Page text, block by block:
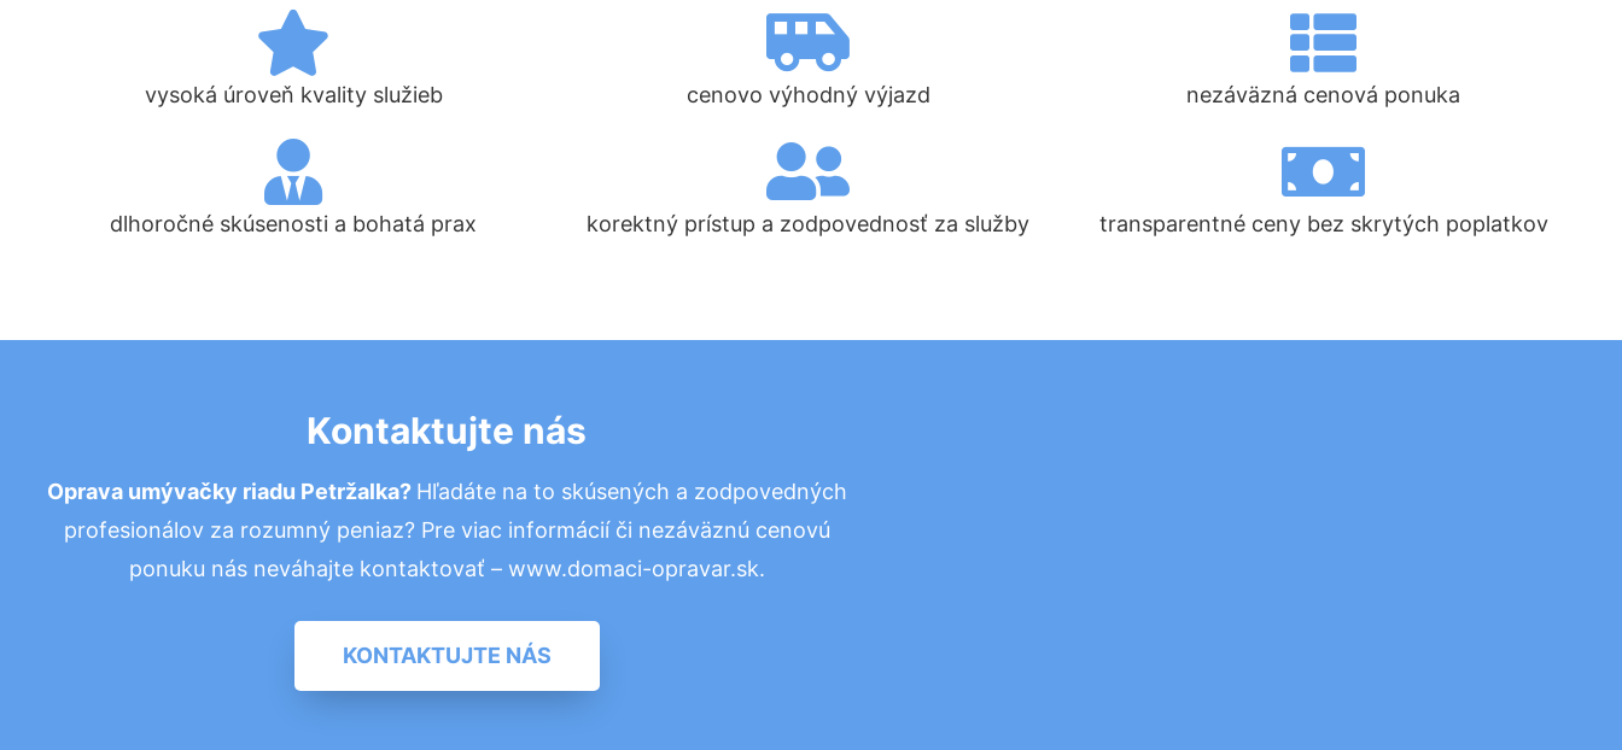
vysoká úroveň kvality služieb cenovo výhodný výjazd nezáväzná cenová ponuka
dlhoročné skúsenosti a bohatá prax korektný prístup a zodpovednosť za služby transparentné ceny bez skrytých poplatkov
Kontaktujte nás
Oprava umývačky riadu Petržalka? Hľadáte na to skúsených a zodpovedných
profesionálov za rozumný peniaz? Pre viac informácií či nezáväznú cenovú
ponuku nás neváhajte kontaktovať – www.domaci-opravar.sk.
KONTAKTUJTE NÁS